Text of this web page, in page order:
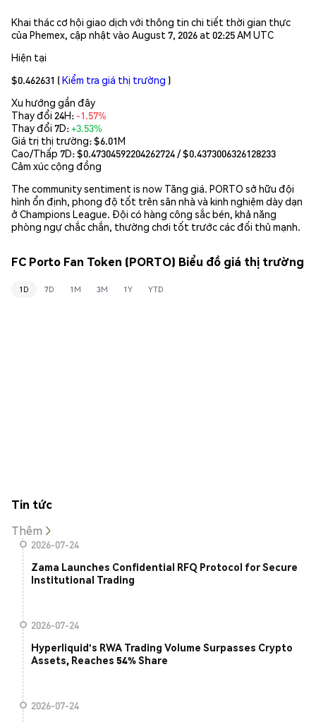
Khai thác cơ hội giao dịch với thông tin chi tiết thời gian thực
của Phemex, cập nhật vào August 7, 2026 at 02:25 AM UTC
Hiện tại
$0.462631 (Kiểm tra giá thị trường )
Xu hướng gần đây
Thay đổi 24H: -1.57%
Thay đổi 7D:+3.53%
Giá trị thị trường:$6.01M
Cao/Thấp 7D: $0.47304592204262724/ $0.4373006326128233
Cảm xúc cộng đồng
The community sentiment is now Tăng giá. PORTO sở hữu đội
hình ổn định, phong độ tốt trên sân nhà và kinh nghiệm dày dạn
ở Champions League. Đội có hàng công sắc bén, khả năng
phòng ngự chắc chắn, thường chơi tốt trước các đối thủ mạnh.
FC Porto Fan Token (PORTO) Biểu đồ giá thị trường
1D 7D 1M 3M 1Y YTD
Tin tức
Thêm
2026-07-24
Zama Launches Confidential RFQ Protocol for Secure
Institutional Trading
2026-07-24
Hyperliquid's RWA Trading Volume Surpasses Crypto
Assets, Reaches 54% Share
2026-07-24